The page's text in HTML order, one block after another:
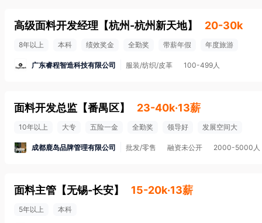
高级面料开发经理 【杭州-杭州新天地】 20-30k
8年以上 本科 绩效奖金 全勤奖 带薪年假 年度旅游
广东睿程智造科技有限公司 服装/纺织/皮革 100-499人
面料开发总监 【番禺区】 23-40k·13薪
10年以上 大专 五险一金 全勤奖 领导好 发展空间大
成都鹿岛品牌管理有限公司 批发/零售 融资未公开 2000-5000人
面料主管 【无锡-长安】 15-20k·13薪
5年以上 本科